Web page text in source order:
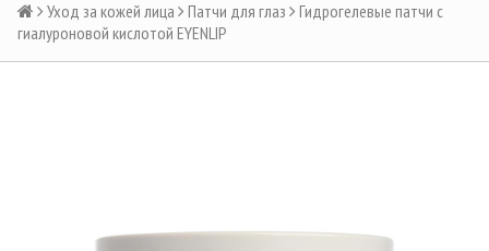
Уход за кожей лица Патчи для глаз
Гидрогелевые патчи с
гиалуроновой кислотой EYENLIP